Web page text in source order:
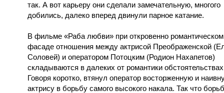
так. А вот карьеру они сделали замечательную, многого
добились, далеко вперед двинули парное катание.
В фильме «Раба любви» при откровенно романтическом
фасаде отношения между актрисой Преображенской
Соловей) и оператором Потоцким (Родион Нахапетов)
складываются в далеких от романтики
Говоря коротко, втянул оператор восторженную и
актрису в борьбу самого высокого накала. Так что